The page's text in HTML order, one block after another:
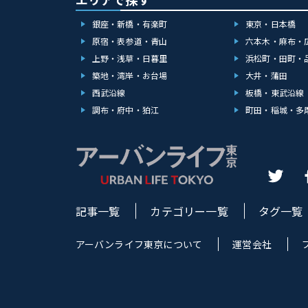
銀座・新橋・有楽町 東京・日本橋
原宿・表参道・青山
六本木・麻布・
上野・浅草・日暮里
浜松町・田町・
築地・湾岸・お台場
大井・蒲田
西武沿線
板橋・東武沿線
調布・府中・狛江
町田・稲城・多
記事一覧 カテゴリー一覧 タグ一覧
アーバンライフ東京について 運営会社